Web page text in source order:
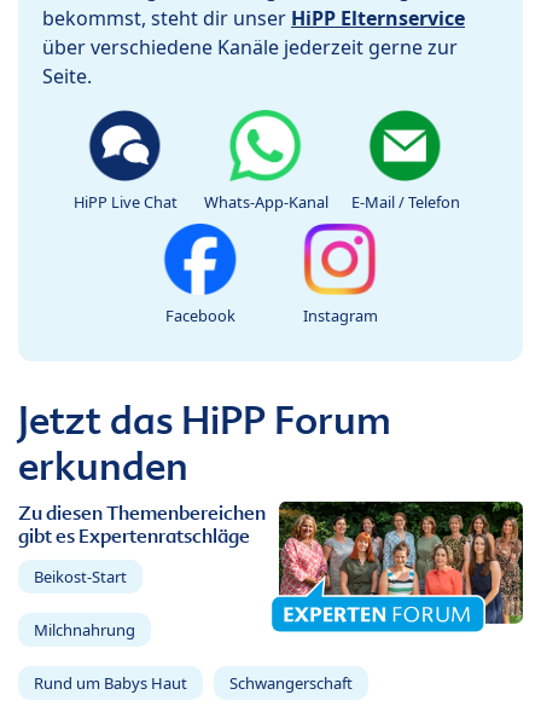
bekommst, steht dir unser HiPP Elternservice
über verschiedene Kanäle jederzeit gerne zur
Seite.
HiPP Live Chat Whats-App-Kanal E-Mail / Telefon
Facebook Instagram
Jetzt das HiPP Forum
erkunden
Zu diesen Themenbereichen
gibt es Expertenratschläge
Beikost-Start
Milchnahrung
Rund um Babys Haut Schwangerschaft